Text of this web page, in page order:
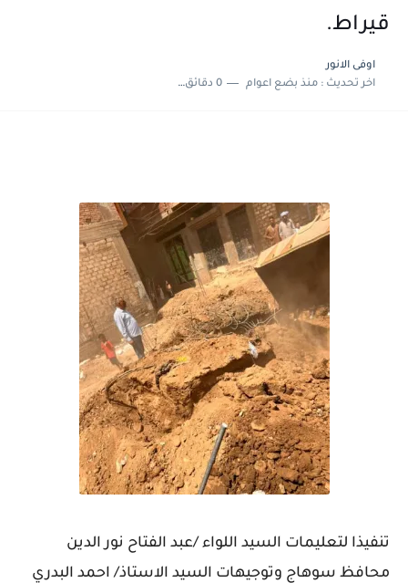
قيراط.
اوفى الانور
اخر تحديث :منذ بضع اعوام 0 دقائق للقراءة
تنفيذا لتعليمات السيد اللواء /عبد الفتاح نور الدين
محافظ سوهاج وتوجيهات السيد الاستاذ/ احمد البدري